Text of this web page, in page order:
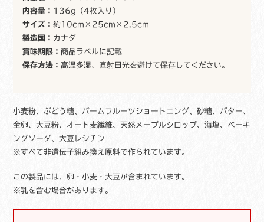
子
ギ
フ
ト
内容量： 136g（4枚入り）
サイズ：約10cm×25cm×2.5cm
製造国： カナダ
賞味期限：商品ラベルに記載
保存方法：高温多湿、直射日光を避けて保存してください。
小麦粉、ぶどう糖、パームフルーツショートニング、砂糖、バター、
全卵、大豆粉、オート麦繊維、天然メープルシロップ、海塩、ベーキ
ングソーダ、大豆レシチン
※すべて非遺伝子組み換え原料で作られています。
この製品には、卵・小麦・大豆が含まれています。
※乳を含む場合があります。